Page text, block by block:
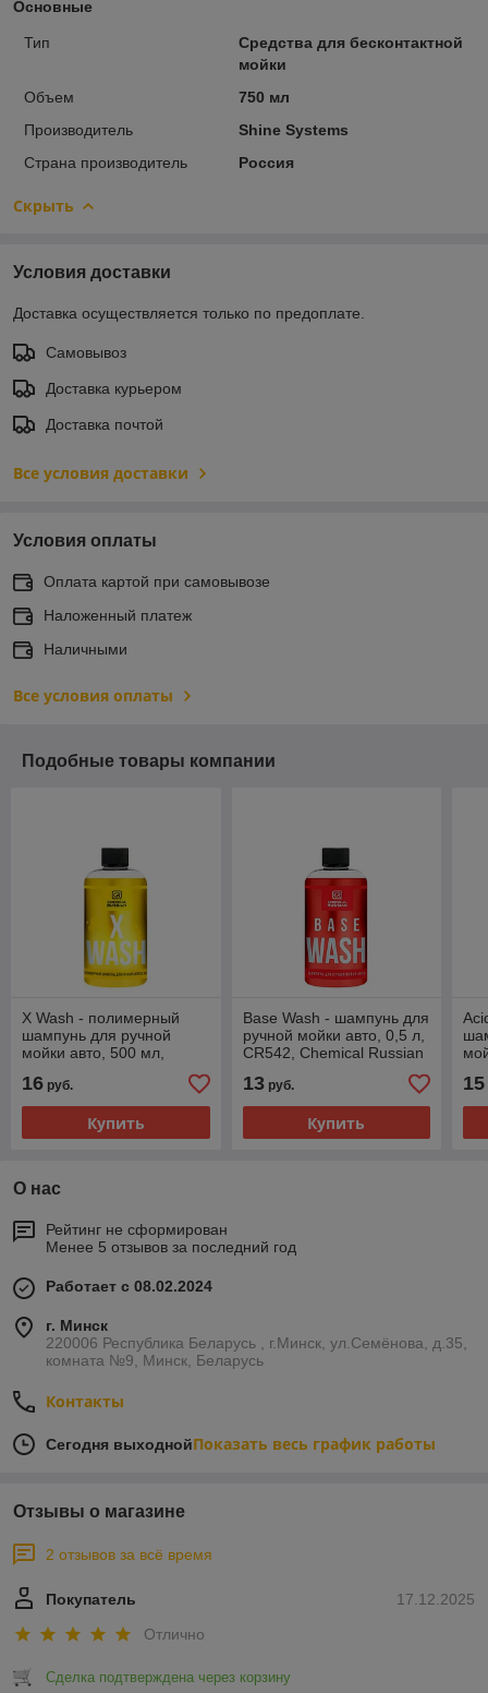
Основные
Тип
Средства для бесконтактной
мойки
Объем
750 мл
Производитель
Shine Systems
Страна производитель
Россия
Скрыть
Условия доставки
Доставка осуществляется только по предоплате.
Самовывоз
Доставка курьером
Доставка почтой
Все условия доставки
Условия оплаты
Оплата картой при самовывозе
Наложенный платеж
Наличными
Все условия оплаты
Подобные товары компании
X Wash - полимерный
шампунь для ручной
мойки авто, 500 мл,
CR853, Chemical Russian
16 руб.
Купить
Base Wash - шампунь для
ручной мойки авто, 0,5 л,
CR542, Chemical Russian
13руб.
Купить
15
О нас
Рейтинг не сформирован
Менее 5 отзывов за последний год
Работает с 08.02.2024
г. Минск
220006 Республика Беларусь , г.Минск, ул.Семёнова, д.35,
комната №9, Минск, Беларусь
Контакты
Сегодня выходнойПоказать весь график работы
Отзывы о магазине
2 отзывов за всё время
17.12.2025
Покупатель
Отлично
Сделка подтверждена через корзину